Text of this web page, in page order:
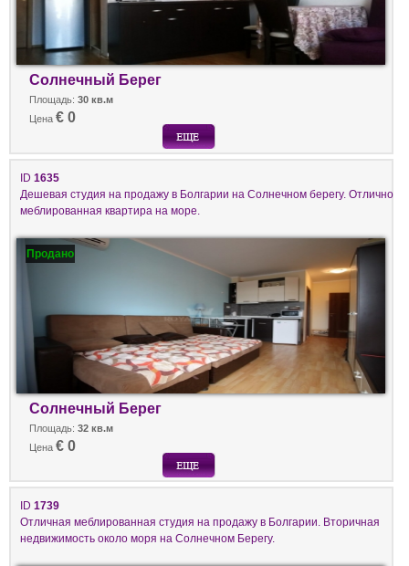
Солнечный Берег
Площадь: 30 кв.м
Цена € 0
ID 1635
Дешевая студия на продажу в Болгарии на Солнечном берегу. Отлично
меблированная квартира на море.
Продано
Солнечный Берег
Площадь: 32 кв.м
Цена € 0
ID 1739
Отличная меблированная студия на продажу в Болгарии. Вторичная
недвижимость около моря на Солнечном Берегу.